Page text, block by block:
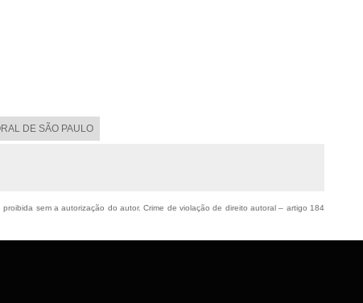
DE SÃO PAULO
sem a autorização do autor. Crime de violação de direito autoral – artigo 184